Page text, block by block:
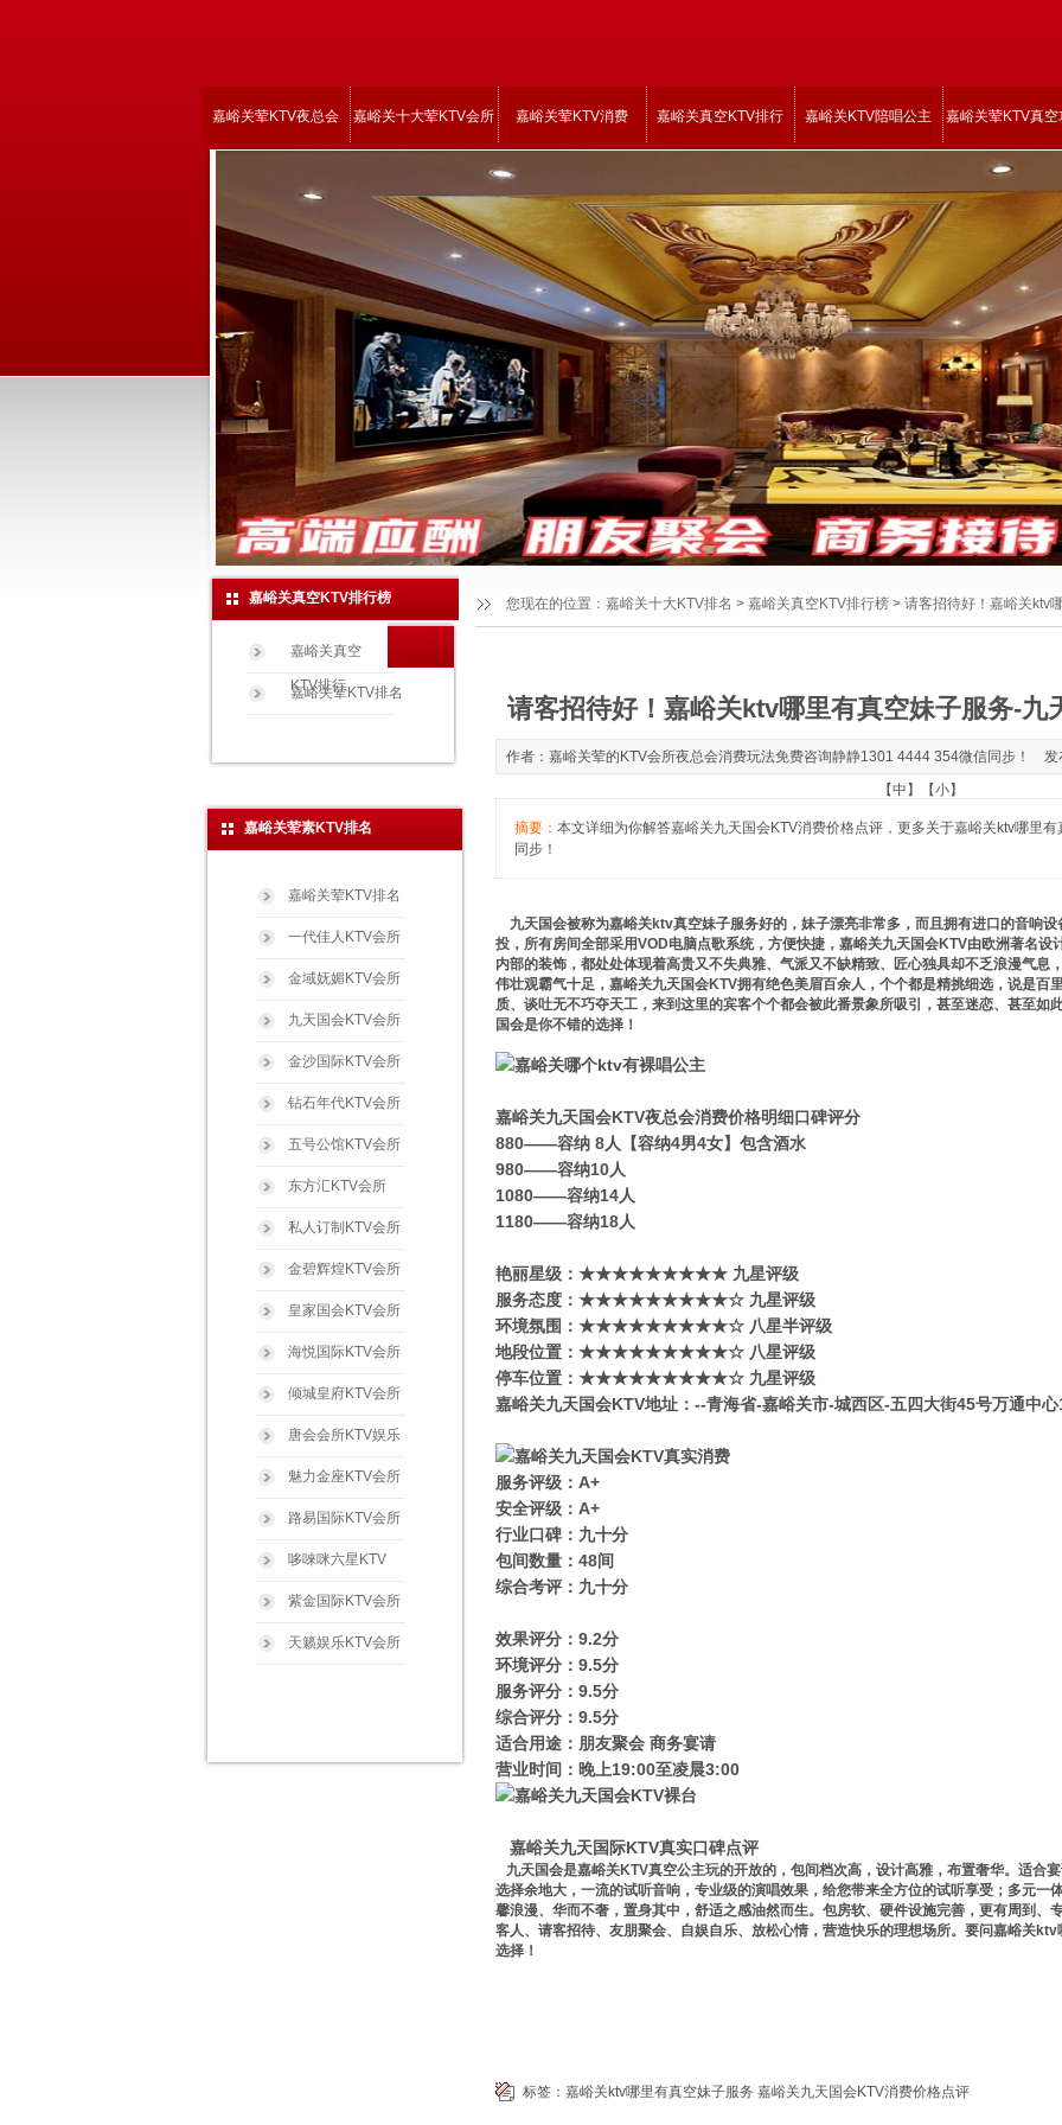
嘉峪关荤KTV夜总会 嘉峪关十大荤KTV会所 嘉峪关荤KTV消费 嘉峪关真空KTV排行 嘉峪关KTV陪唱公主 嘉峪关荤KTV真空
您现在的位置： 嘉峪关十大KTV排名 > 嘉峪关真空KTV排行榜 > 请客招待好！嘉峪关ktv
嘉峪关真空KTV排行榜
嘉峪关真空
KTV排行
嘉峪关荤KTV排名
请客招待好！嘉峪关ktv哪里有真空妹子服务-九
作者：嘉峪关荤的KTV会所夜总会消费玩法免费咨询静静1301 4444 354微信同步！
【中 】【小】
摘要： 本文详细为你解答嘉峪关九天国会KTV消费价格点评，更多关于嘉峪关ktv哪里
同步！
九天国会被称为嘉峪关ktv真空妹子服务好的，妹子漂亮非常多，而且拥有进口的音响
投，所有房间全部采用VOD电脑点歌系统，方便快捷，嘉峪关九天国会KTV由欧洲著名设
内部的装饰，都处处体现着高贵又不失典雅、气派又不缺精致、匠心独具却不乏浪漫气息
伟壮观霸气十足，嘉峪关九天国会KTV拥有绝色美眉百余人，个个都是精挑细选，说是百
质、谈吐无不巧夺天工，来到这里的宾客个个都会被此番景象所吸引，甚至迷恋、甚至如
国会是你不错的选择！
嘉峪关九天国会KTV夜总会消费价格明细口碑评分
880——容纳 8人【容纳4男4女】包含酒水
980——容纳10人
1080——容纳14人
1180——容纳18人
艳丽星级​‌‌：★★★★★★★★★ 九星评级
服务态度：★★★★★★★★★☆ 九星评级
环境氛围：★★★★★★★★★☆ 八星半评级
地段位置：★★★★★★★★★☆ 八星评级
停车位置：★★★★★★★★★☆ 九星评级
嘉峪关九天国会KTV地址：--青海省-嘉峪关市-城西区-五四大街45号万通中
服务评级：A+
安全评级：A+
行业口碑：九十分
包间数量：48间
综合考评：九十分
效果评分：9.2分
环境评分：9.5分
服务评分：9.5分
综合评分：9.5分
适合用途：朋友聚会 商务宴请
营业时间：晚上19:00至凌晨3:00
嘉峪关九天国际KTV真实口碑点评
九天国会是嘉峪关KTV真空公主玩的开放的，包间档次高，设计高雅，布置奢华。适合
选择余地大，一流的试听音响，专业级的演唱效果，给您带来全方位的试听享受；多元一
馨浪漫、华而不奢，置身其中，舒适之感油然而生。包房软、硬件设施完善，更有周到、
客人、请客招待、友朋聚会、自娱自乐、放松心情，营造快乐的理想场所。要问嘉峪关
选择！
标签： 嘉峪关ktv哪里有真空妹子服务 嘉峪关九天国会KTV消费价格点评
嘉峪关荤素KTV排名
嘉峪关荤KTV排名
一代佳人KTV会所
金域妩媚KTV会所
九天国会KTV会所
金沙国际KTV会所
钻石年代KTV会所
五号公馆KTV会所
东方汇KTV会所
私人订制KTV会所
金碧辉煌KTV会所
皇家国会KTV会所
海悦国际KTV会所
倾城皇府KTV会所
唐会会所KTV娱乐
魅力金座KTV会所
路易国际KTV会所
哆唻咪六星KTV
紫金国际KTV会所
天籁娱乐KTV会所